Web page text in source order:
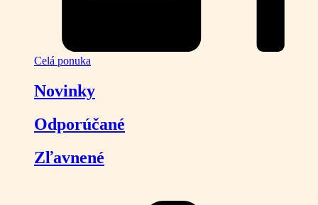
Celá ponuka
Novinky
Odporúčané
Zľavnené